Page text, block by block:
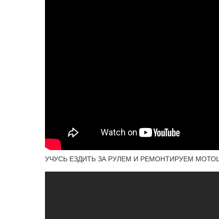
УЧУСЬ ЕЗДИТЬ ЗА РУЛЕМ И РЕМОНТИРУЕМ